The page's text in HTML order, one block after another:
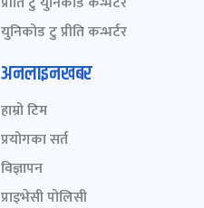
युनिकोड टु प्रीति कन्भर्टर
अनलाइनखबर
हाम्रो टिम
प्रयोगका सर्त
विज्ञापन
प्राइभेसी पोलिसी